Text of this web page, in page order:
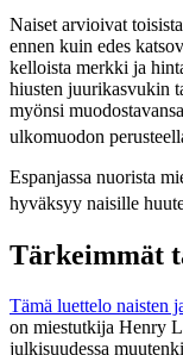
Naiset arvioivat
ennen kuin edes
kelloista merkki ja
hiusten juurikasvukin
myönsi
ulkomuodon
Espanjassa nuorista
hyväksyy naisille
Tärkeimmät
Tämä luettelo naisten
on miestutkija Henry
julkisuudessa